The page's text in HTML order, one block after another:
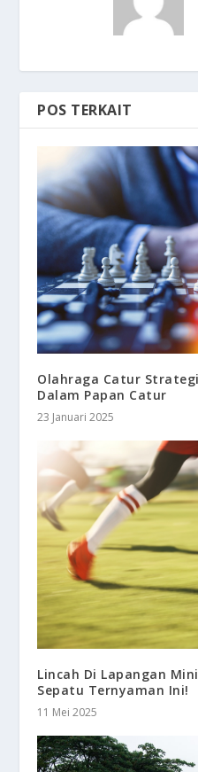
POS TERKAIT
Olahraga Catur
Dalam Papan Catur
23 Januari 2025
Lincah Di Lapangan
Sepatu Ternyaman Ini!
11 Mei 2025